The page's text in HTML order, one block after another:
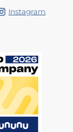
Instagram